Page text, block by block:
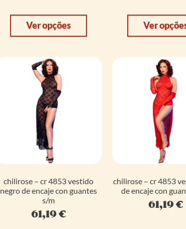
Ver opções Ver
chilirose – cr 4853 vestido
negro de encaje con guantes
s/m
61,19€
chilirose – cr 4853
de encaje con
61,19€